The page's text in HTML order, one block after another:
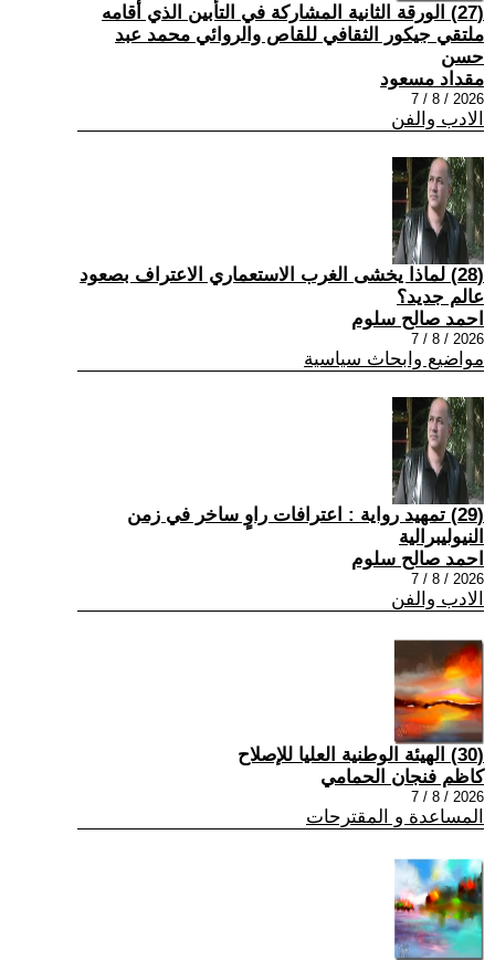
(27) الورقة الثانية المشاركة في التأبين الذي أقامه
ملتقي جيكور الثقافي للقاص والروائي محمد عبد
حسن
مقداد مسعود
2026 / 8 / 7
الادب والفن
(28) لماذا يخشى الغرب الاستعماري الاعتراف بصعود
عالم جديد؟
احمد صالح سلوم
2026 / 8 / 7
مواضيع وابحاث سياسية
(29) تمهيد رواية : اعترافات راوٍ ساخر في زمن
النيوليبرالية
احمد صالح سلوم
2026 / 8 / 7
الادب والفن
(30) الهيئة الوطنية العليا للإصلاح
كاظم فنجان الحمامي
2026 / 8 / 7
المساعدة و المقترحات